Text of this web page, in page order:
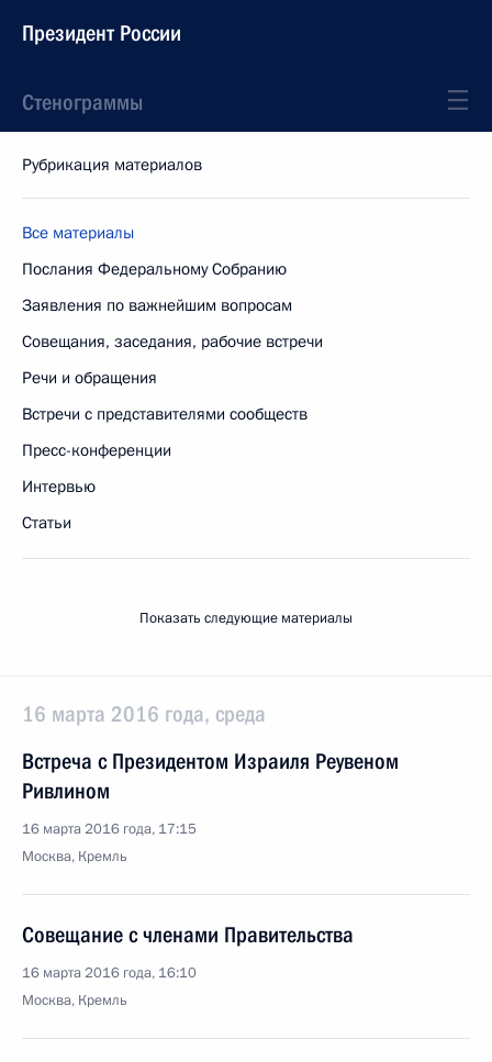
Президент России
Стенограммы
Рубрикация материалов
Все материалы
Послания Федеральному Собранию
Заявления по важнейшим вопросам
Совещания, заседания, рабочие встречи
Речи и обращения
Встречи с представителями сообществ
Пресс-конференции
Интервью
Статьи
Показать следующие материалы
16 марта 2016 года, среда
Встреча с Президентом Израиля Реувеном
Ривлином
16 марта 2016 года, 17:15
Москва, Кремль
Совещание с членами Правительства
16 марта 2016 года, 16:10
Москва, Кремль